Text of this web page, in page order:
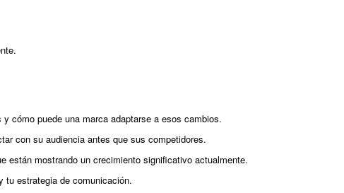
cómo puede una marca adaptarse a esos cambios.
con su audiencia antes que sus competidores.
están mostrando un crecimiento significativo actualmente.
tu estrategia de comunicación.